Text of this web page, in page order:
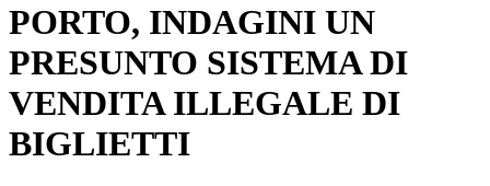
PORTO, INDAGINI UN
PRESUNTO SISTEMA DI
VENDITA ILLEGALE DI
BIGLIETTI